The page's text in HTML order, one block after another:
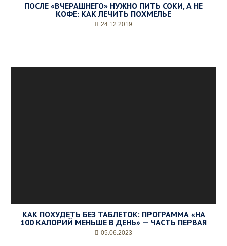
ПОСЛЕ «ВЧЕРАШНЕГО» НУЖНО ПИТЬ СОКИ, А НЕ
КОФЕ: КАК ЛЕЧИТЬ ПОХМЕЛЬЕ
24.12.2019
КАК ПОХУДЕТЬ БЕЗ ТАБЛЕТОК: ПРОГРАММА «НА
100 КАЛОРИЙ МЕНЬШЕ В ДЕНЬ» — ЧАСТЬ ПЕРВАЯ
05.06.2023